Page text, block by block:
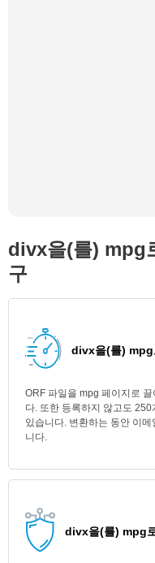
divx을(를) mpg
구
divx을(를) mpg
ORF 파일을 mpg 페이지로
다. 또한 등록하지 않고도
있습니다. 변환하는 동안 이
니다.
divx을(를) mpg